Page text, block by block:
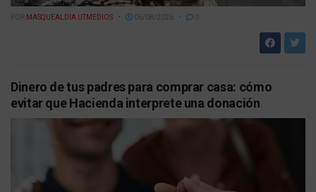
POR MASQUEALDIA UTMEDIOS 06/08/2026 0
Dinero de tus padres para comprar casa: cómo
evitar que Hacienda interprete una donación